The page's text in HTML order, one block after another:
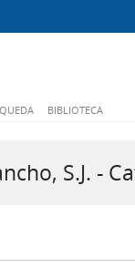
BIBLIOTECA
S.J. -